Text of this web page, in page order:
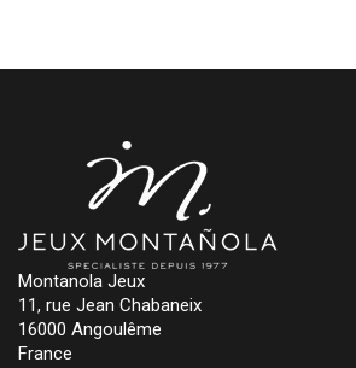
Montanola Jeux
11, rue Jean Chabaneix
16000 Angoulême
France